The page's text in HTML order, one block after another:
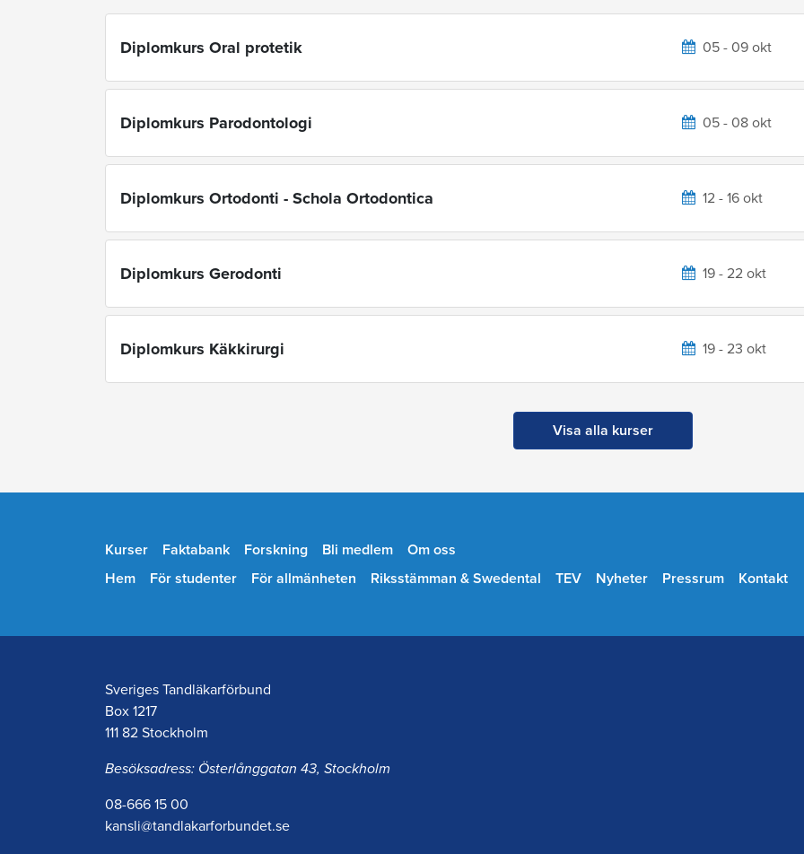
Diplomkurs Oral protetik 05 - 09 okt
Diplomkurs Parodontologi 05 - 08 okt
Diplomkurs Ortodonti - Schola Ortodontica 12 - 16 okt
Diplomkurs Gerodonti 19 - 22 okt
Diplomkurs Käkkirurgi 19 - 23 okt
Visa alla kurser
Kurser Faktabank Forskning Bli medlem
Om oss
Hem
För studenter För allmänheten Riksstämman & Swedental TEV Nyheter Pressrum Kontakt
Sveriges Tandläkarförbund
Box 1217
111 82 Stockholm
Besöksadress: Österlånggatan 43, Stockholm
08-666 15 00
kansli@tandlakarforbundet.se